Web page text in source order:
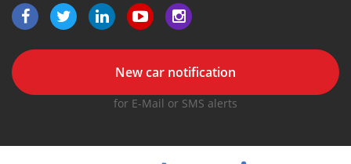
New car notification
for E-Mail or SMS alerts